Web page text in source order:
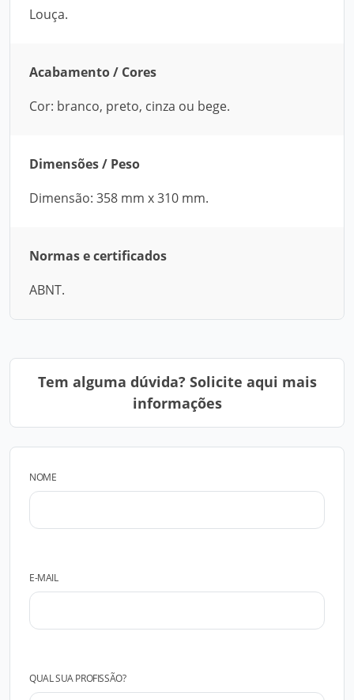
Louça.
Acabamento / Cores
Cor: branco, preto, cinza ou bege.
Dimensões / Peso
Dimensão: 358 mm x 310 mm.
Normas e certificados
ABNT.
Tem alguma dúvida? Solicite aqui mais
informações
NOME
E-MAIL
QUAL SUA PROFISSÃO?